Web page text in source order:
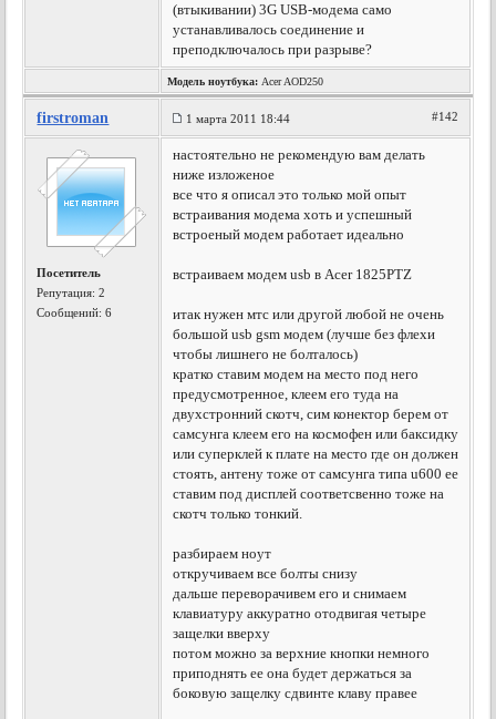
(втыкивании) 3G USB-модема само
устанавливалось соединение и
преподключалось при разрыве?
Модель ноутбука: Acer AOD250
firstroman 1 марта 2011 18:44 #142
Посетитель
Репутация:2
Сообщений: 6
настоятельно не рекомендую вам делать
ниже изложеное
все что я описал это только мой опыт
встраивания модема хоть и успешный
встроеный модем работает идеально
встраиваем модем usb в Acer 1825PTZ
итак нужен мтс или другой любой не очень
большой usb gsm модем (лучше без флехи
чтобы лишнего не болталось)
кратко ставим модем на место под него
предусмотренное, клеем его туда на
двухстронний скотч, сим конектор берем от
самсунга клеем его на космофен или баксидку
или суперклей к плате на место где он должен
стоять, антену тоже от самсунга типа u600 ее
ставим под дисплей соответсвенно тоже на
скотч только тонкий.
разбираем ноут
откручиваем все болты снизу
дальше переворачивем его и снимаем
клавиатуру аккуратно отодвигая четыре
защелки вверху
потом можно за верхние кнопки немного
приподнять ее она будет держаться за
боковую защелку сдвинте клаву правее